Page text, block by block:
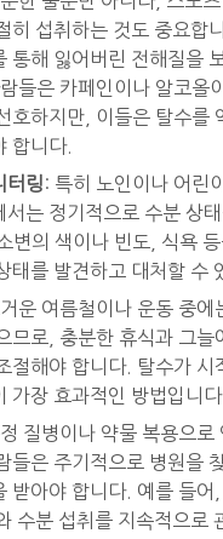
히 섭취하는 것도 중요합
통해 잃어버린 전해질을
들은 카페인이나 알코올
호하지만, 이들은 탈수를
합니다.
터링: 특히 노인이나 어린
서는 정기적으로 수분 상태
변의 색이나 빈도, 식욕
태를 발견하고 대처할 수
운 여름철이나 운동 중에
므로, 충분한 휴식과 그늘
절해야 합니다. 탈수가 시
가장 효과적인 방법입니다.
질병이나 약물 복용으로
들은 주기적으로 병원을
받아야 합니다. 예를 들어
수분 섭취를 지속적으로